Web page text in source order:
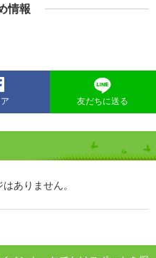
情報
友だちに送る
ありません。